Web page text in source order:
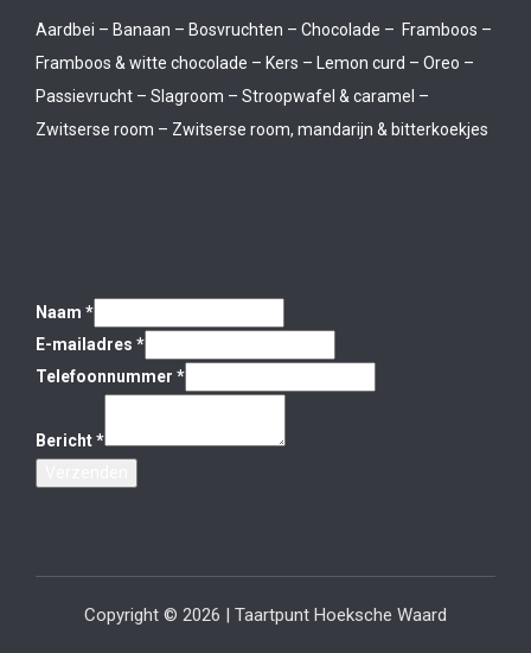
Aardbei – Banaan – Bosvruchten – Chocolade – Framboos –
Framboos & witte chocolade – Kers – Lemon curd – Oreo –
Passievrucht – Slagroom – Stroopwafel & caramel –
Zwitserse room – Zwitserse room, mandarijn & bitterkoekjes
Naam *
E-mailadres *
Telefoonnummer *
Bericht*
Copyright © 2026 | Taartpunt Hoeksche Waard